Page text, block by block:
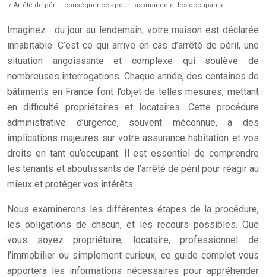
/ Arrêté de péril : conséquences pour l’assurance et les occupants
Imaginez : du jour au lendemain, votre maison est déclarée
inhabitable. C’est ce qui arrive en cas d’arrêté de péril, une
situation angoissante et complexe qui soulève de
nombreuses interrogations. Chaque année, des centaines de
bâtiments en France font l’objet de telles mesures, mettant
en difficulté propriétaires et locataires. Cette procédure
administrative d’urgence, souvent méconnue, a des
implications majeures sur votre assurance habitation et vos
droits en tant qu’occupant. Il est essentiel de comprendre
les tenants et aboutissants de l’arrêté de péril pour réagir au
mieux et protéger vos intérêts.
Nous examinerons les différentes étapes de la procédure,
les obligations de chacun, et les recours possibles. Que
vous soyez propriétaire, locataire, professionnel de
l’immobilier ou simplement curieux, ce guide complet vous
apportera les informations nécessaires pour appréhender